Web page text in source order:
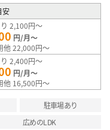
安
2,100円～
円/月～
他 22,000円～
2,400円～
円/月～
他 16,500円～
駐車場あり
広めのLDK